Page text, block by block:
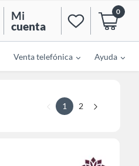
Mi
cuenta
0
Venta telefónica Ayuda
1 2